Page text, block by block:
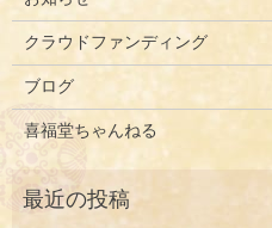
クラウドファンディング
ブログ
喜福堂ちゃんねる